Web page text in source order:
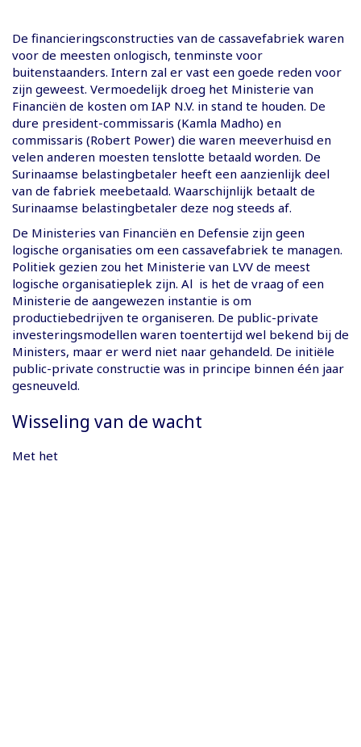
De financieringsconstructies van de cassavefabriek waren
voor de meesten onlogisch, tenminste voor
buitenstaanders. Intern zal er vast een goede reden voor
zijn geweest. Vermoedelijk droeg het Ministerie van
Financiën de kosten om IAP N.V. in stand te houden. De
dure president-commissaris (Kamla Madho) en
commissaris (Robert Power) die waren meeverhuisd en
velen anderen moesten tenslotte betaald worden. De
Surinaamse belastingbetaler heeft een aanzienlijk deel
van de fabriek meebetaald. Waarschijnlijk betaalt de
Surinaamse belastingbetaler deze nog steeds af.
De Ministeries van Financiën en Defensie zijn geen
logische organisaties om een cassavefabriek te managen.
Politiek gezien zou het Ministerie van LVV de meest
logische organisatieplek zijn. Al is het de vraag of een
Ministerie de aangewezen instantie is om
productiebedrijven te organiseren. De public-private
investeringsmodellen waren toentertijd wel bekend bij de
Ministers, maar er werd niet naar gehandeld. De initiële
public-private constructie was in principe binnen één jaar
gesneuveld.
Wisseling van de wacht
Met het